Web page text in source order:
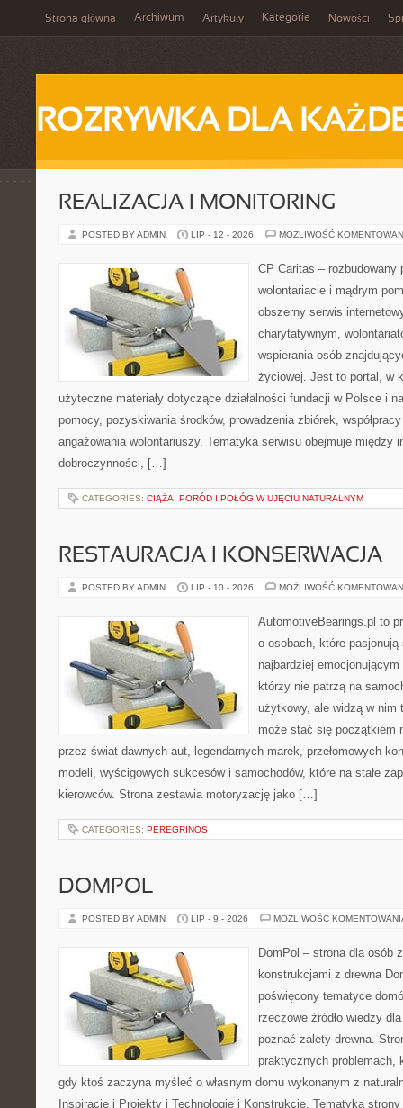
Strona główna Archiwum Artykuły Kategorie Nowości
ROZRYWKA DLA
REALIZACJA I MONITORING
POSTED BY ADMIN LIP - 12 - 2026 MOŻLIWOŚĆ
CP Caritas – rozbudowany
wolontariacie i mądrym
obszerny serwis
charytatywnym,
wspierania osób
życiowej. Jest to portal, w
użyteczne materiały dotyczące działalności fundacji w Polsce i
pomocy, pozyskiwania środków, prowadzenia zbiórek,
angażowania wolontariuszy. Tematyka serwisu obejmuje między
dobroczynności, […]
CATEGORIES: CIĄŻA, PORÓD I POŁÓG W UJĘCIU NATURALNYM
RESTAURACJA I KONSERWACJA
POSTED BY ADMIN LIP - 10 - 2026 MOŻLIWOŚĆ
AutomotiveBearings.pl to
o osobach, które
najbardziej
którzy nie patrzą na
użytkowy, ale widzą w nim
może stać się początkiem
przez świat dawnych aut, legendarnych marek, przełomowych
modeli, wyścigowych sukcesów i samochodów, które na stałe
kierowców. Strona zestawia motoryzację jako […]
CATEGORIES: PEREGRINOS
DOMPOL
POSTED BY ADMIN LIP - 9 - 2026 MOŻLIWOŚĆ
DomPol – strona dla osób
konstrukcjami z drewna
poświęcony tematyce
rzeczowe źródło wiedzy
poznać zalety drewna.
praktycznych problemach,
gdy ktoś zaczyna myśleć o własnym domu wykonanym z
Inspiracje i Projekty i Technologie i Konstrukcje. Tematyka